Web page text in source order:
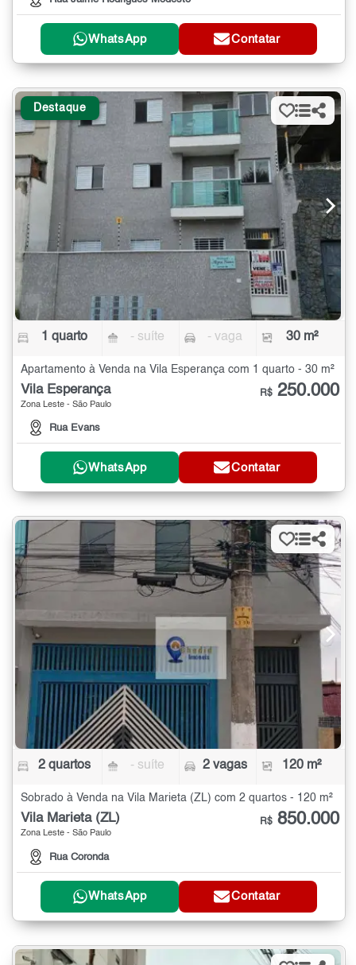
WhatsApp Contatar
Destaque
1 quarto - suíte - vaga 30 m²
Apartamento à Venda na Vila Esperança com 1 quarto - 30 m²
Vila Esperança
Zona Leste - São Paulo
Rua Evans
R$ 250.000
WhatsApp Contatar
2 quartos - suíte 2 vagas 120 m²
Sobrado à Venda na Vila Marieta (ZL) com 2 quartos - 120 m²
Vila Marieta (ZL)
Zona Leste - São Paulo
Rua Coronda
R$ 850.000
WhatsApp Contatar